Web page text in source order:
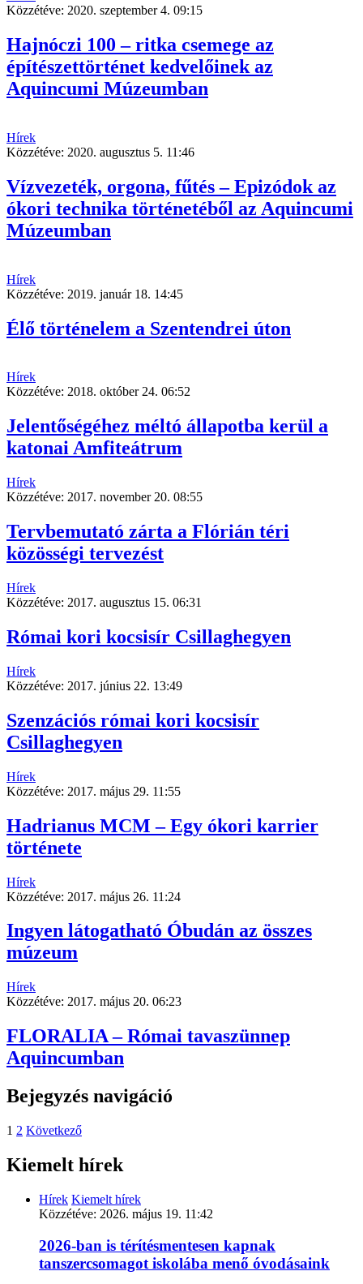
Közzétéve: 2020. szeptember 4. 09:15
Hajnóczi 100 – ritka csemege az
építészettörténet kedvelőinek az
Aquincumi Múzeumban
Hírek
Közzétéve: 2020. augusztus 5. 11:46
Vízvezeték, orgona, fűtés – Epizódok az
ókori technika történetéből az Aquincumi
Múzeumban
Hírek
Közzétéve: 2019. január 18. 14:45
Élő történelem a Szentendrei úton
Hírek
Közzétéve: 2018. október 24. 06:52
Jelentőségéhez méltó állapotba kerül a
katonai Amfiteátrum
Hírek
Közzétéve: 2017. november 20. 08:55
Tervbemutató zárta a Flórián téri
közösségi tervezést
Hírek
Közzétéve: 2017. augusztus 15. 06:31
Római kori kocsisír Csillaghegyen
Hírek
Közzétéve: 2017. június 22. 13:49
Szenzációs római kori kocsisír
Csillaghegyen
Hírek
Közzétéve: 2017. május 29. 11:55
Hadrianus MCM – Egy ókori karrier
története
Hírek
Közzétéve: 2017. május 26. 11:24
Ingyen látogatható Óbudán az összes
múzeum
Hírek
Közzétéve: 2017. május 20. 06:23
FLORALIA – Római tavaszünnep
Aquincumban
Bejegyzés navigáció
1 2 Következő
Kiemelt hírek
Hírek Kiemelt hírek
Közzétéve: 2026. május 19. 11:42
2026-ban is térítésmentesen kapnak
tanszercsomagot iskolába menő óvodásaink